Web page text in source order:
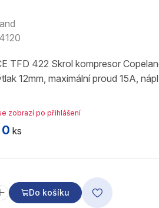
TFD 422 Skrol kompresor
12mm, maximální proud 15A,
zobrazí po přihlášení
0 ks
Do košíku